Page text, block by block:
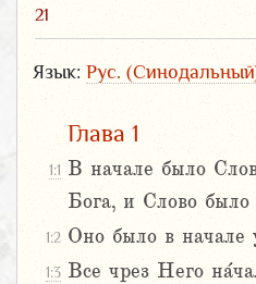
21
Язык: Рус.
Глава 1
1:1 В начале было
Бога, и Слово было
1:2 Оно было в начале
1:3 Все чрез Него